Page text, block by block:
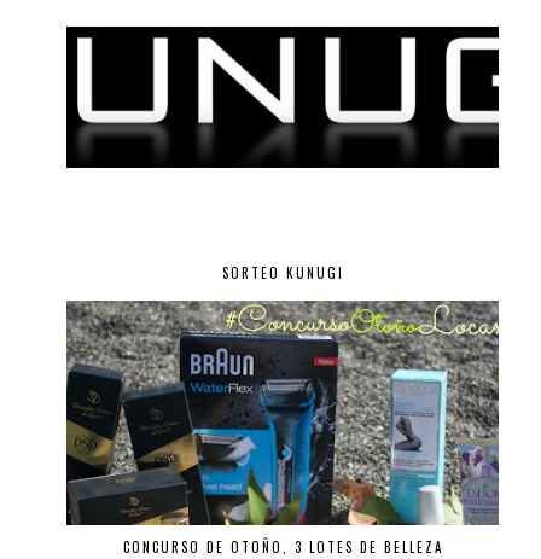
SORTEO KUNUGI
CONCURSO DE OTOÑO, 3 LOTES DE BELLEZA